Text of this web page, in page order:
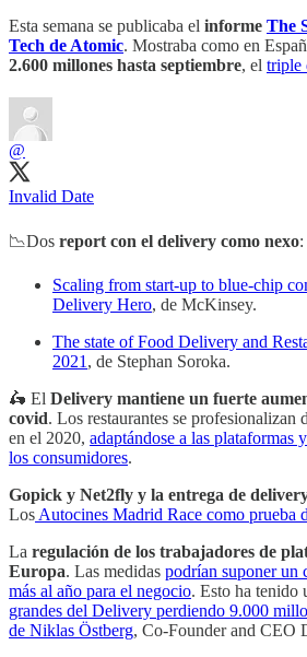
Esta semana se publicaba el informe The
Tech de Atomic. Mostraba como en
2.600 millones hasta septiembre, el triple
@
Invalid Date
📉Dos report con el delivery como nexo:
Scaling from start-up to blue-chip
Delivery Hero, de McKinsey.
The state of Food Delivery and
2021 , de Stephan Soroka.
🛵 El Delivery mantiene un fuerte
covid. Los restaurantes se profesionalizan
en el 2020, adaptándose a las plataformas
los consumidores.
Gopick y Net2fly y la entrega de
Los Autocines Madrid Race como prueba
La regulación de los trabajadores de
Europa. Las medidas podrían suponer un
más al año para el negocio. Esto ha tenido
grandes del Delivery perdiendo 9.000
de Niklas Östberg, Co-Founder and CEO